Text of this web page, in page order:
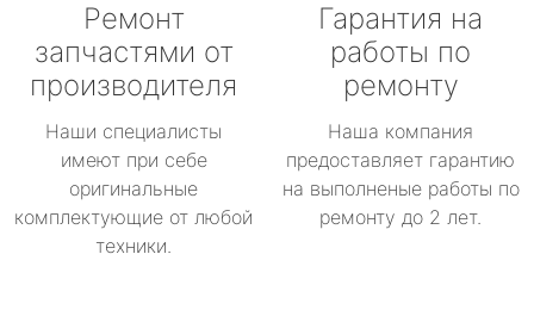
Ремонт
запчастями от
производителя
Наши специалисты
имеют при себе
оригинальные
комплектующие от любой
техники.
Гарантия на
работы по
ремонту
Наша компания
предоставляет гарантию
на выполненые работы по
ремонту до 2 лет.